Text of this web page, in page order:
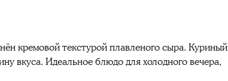
кремовой текстурой плавленого сыра. Куриный
вкуса. Идеальное блюдо для холодного вечера,